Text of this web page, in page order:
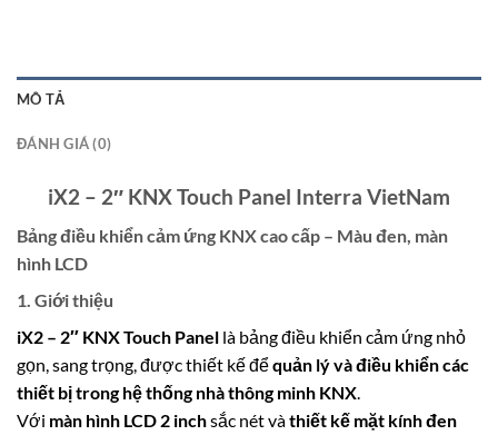
MÔ TẢ
ĐÁNH GIÁ (0)
iX2 – 2″ KNX Touch Panel Interra VietNam
Bảng điều khiển cảm ứng KNX cao cấp – Màu đen, màn
hình LCD
1. Giới thiệu
iX2 – 2″ KNX Touch Panel là bảng điều khiển cảm ứng nhỏ
gọn, sang trọng, được thiết kế đểquản lý và điều khiển các
thiết bị trong hệ thống nhà thông minh KNX
Với màn hình LCD 2 inchsắc nét vàthiết kế mặt kính đen